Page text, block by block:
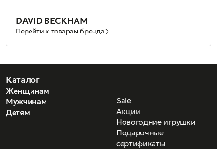
DAVID BECKHAM
Перейти к товарам бренда
Каталог
Женщинам
Мужчинам
Детям
Sale
Акции
Новогодние игрушки
Подарочные
сертификаты